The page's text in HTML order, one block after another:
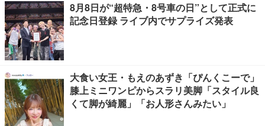
8月8日が“超特急・8号車の日”として正式に
記念日登録 ライブ内でサプライズ発表
大食い女王・もえのあずき「ぴんくこーで」
膝上ミニワンピからスラリ美脚「スタイル良
くて脚が綺麗」「お人形さんみたい」